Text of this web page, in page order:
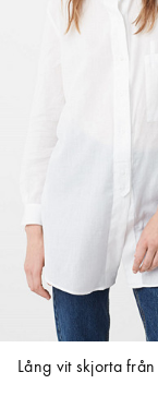
Lång vit skjorta från